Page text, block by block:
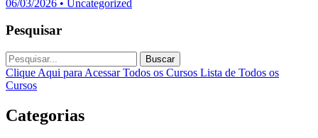
06/03/2026 • Uncategorized
Pesquisar
Buscar
Clique Aqui para Acessar Todos os Cursos Lista de Todos os
Cursos
Categorias